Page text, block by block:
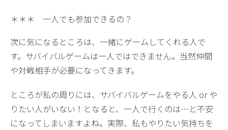
＊＊＊ 一人でも参加できるの？
次に気になるところは、一緒にゲームしてくれる人で
す。サバイバルゲームは一人ではできません。当然仲間
や対戦相手が必要になってきます。
ところが私の周りには、サバイバルゲームをやる人 or や
りたい人がいない！となると、一人で行くのは…と不安
になってしまいますよね。実際、私もやりたい気持ちを